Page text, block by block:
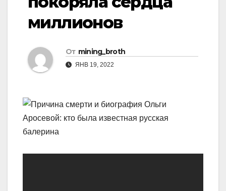
миллионов
От mining_broth
ЯНВ 19, 2022